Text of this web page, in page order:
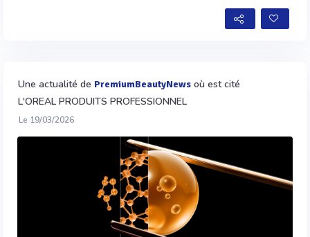
Une actualité de PremiumBeautyNews où est cité
L'OREAL PRODUITS PROFESSIONNEL
Le 19/03/2026